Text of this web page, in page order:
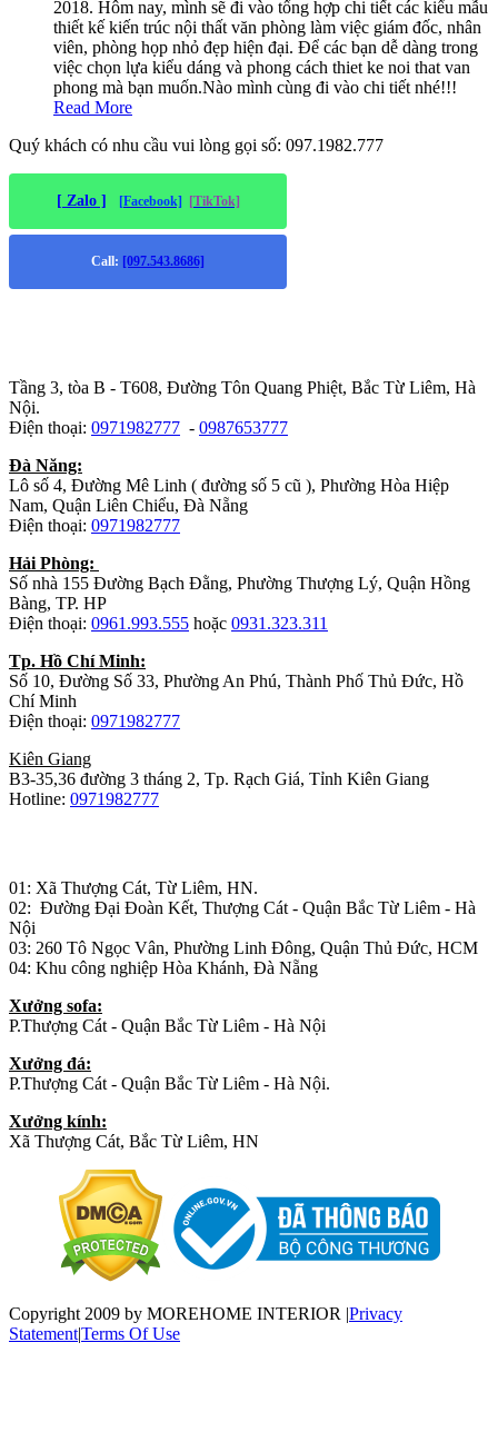
2018. Hôm nay, mình sẽ đi vào tổng hợp chi tiết các kiểu mẫu
thiết kế kiến trúc nội thất văn phòng làm việc giám đốc, nhân
viên, phòng họp nhỏ đẹp hiện đại. Để các bạn dễ dàng trong
việc chọn lựa kiểu dáng và phong cách thiet ke noi that van
phong mà bạn muốn.Nào mình cùng đi vào chi tiết nhé!!!
Read More
Quý khách có nhu cầu vui lòng gọi số: 097.1982.777
[ Zalo ] [Facebook] [TikTok]
Call: [097.543.8686]
Tầng 3, tòa B - T608, Đường Tôn Quang Phiệt, Bắc Từ Liêm, Hà
Nội.
Điện thoại: 0971982777 - 0987653777
Đà Năng:
Lô số 4, Đường Mê Linh ( đường số 5 cũ ), Phường Hòa Hiệp
Nam, Quận Liên Chiểu, Đà Nẵng
Điện thoại: 0971982777
Hải Phòng:
Số nhà 155 Đường Bạch Đằng, Phường Thượng Lý, Quận Hồng
Bàng, TP. HP
Điện thoại: 0961.993.555 hoặc 0931.323.311
Tp. Hồ Chí Minh:
Số 10, Đường Số 33, Phường An Phú, Thành Phố Thủ Đức, Hồ
Chí Minh
Điện thoại: 0971982777
Kiên Giang
B3-35,36 đường 3 tháng 2, Tp. Rạch Giá, Tỉnh Kiên Giang
Hotline: 0971982777
01: Xã Thượng Cát, Từ Liêm, HN.
02: Đường Đại Đoàn Kết, Thượng Cát - Quận Bắc Từ Liêm - Hà
Nội
03: 260 Tô Ngọc Vân, Phường Linh Đông, Quận Thủ Đức, HCM
04: Khu công nghiệp Hòa Khánh, Đà Nẵng
Xưởng sofa:
P.Thượng Cát - Quận Bắc Từ Liêm - Hà Nội
Xưởng đá:
P.Thượng Cát - Quận Bắc Từ Liêm - Hà Nội.
Xưởng kính:
Xã Thượng Cát, Bắc Từ Liêm, HN
Copyright 2009 by MOREHOME INTERIOR |Privacy
Statement|Terms Of Use